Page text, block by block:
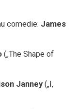
comedie: James
(„The Shape of
Janney(„I,